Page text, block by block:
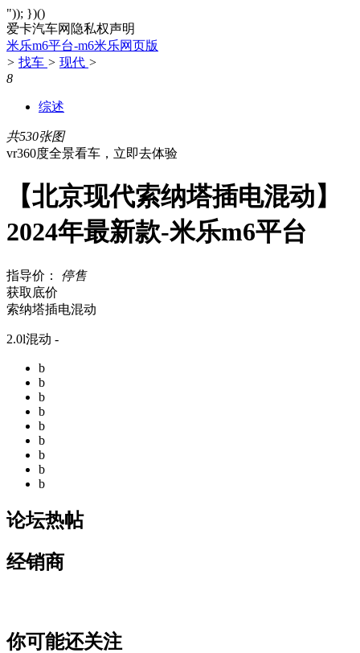
")); })()
爱卡汽车网隐私权声明
米乐m6平台-m6米乐网页版
> 找车 > 现代 >
8
综述
共530张图
vr360度全景看车，立即去体验
【北京现代索纳塔插电混动】
2024年最新款-米乐m6平台
指导价： 停售
获取底价
索纳塔插电混动
2.0l混动 -
b
b
b
b
b
b
b
b
b
论坛热帖
经销商
你可能还关注